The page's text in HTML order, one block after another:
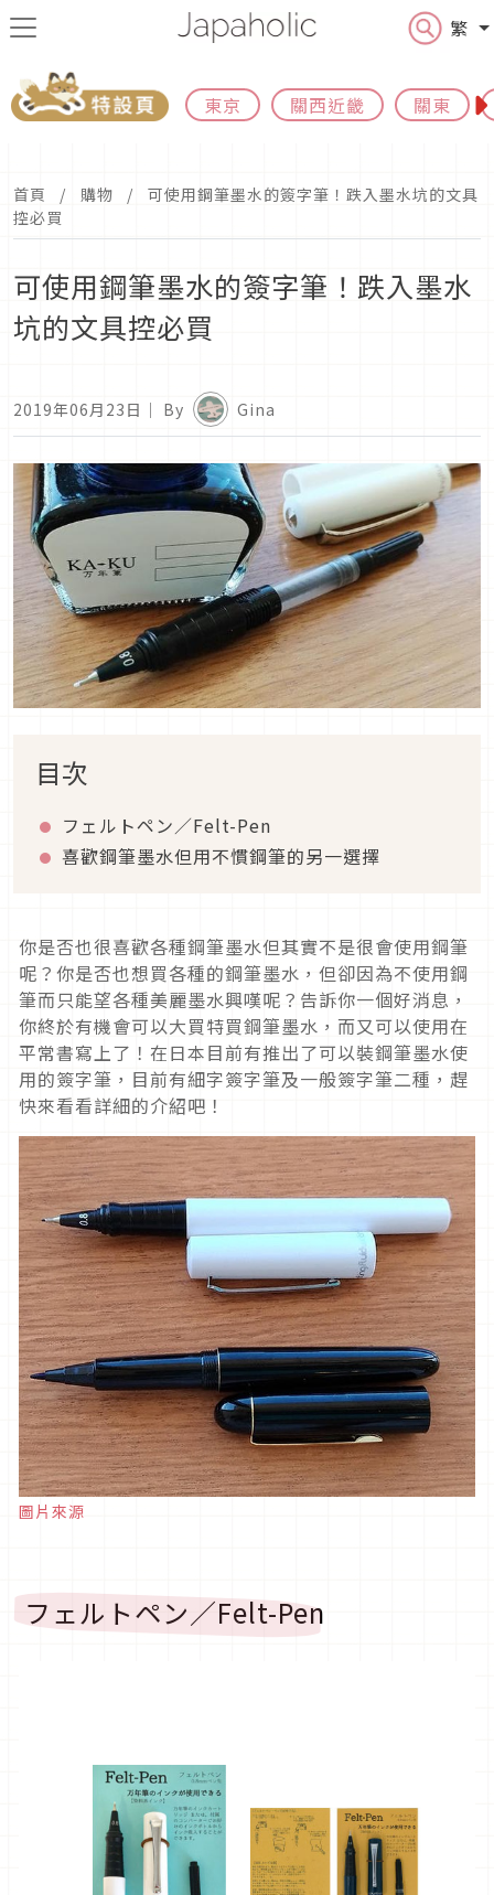
繁
東京 關西近畿 關東
首頁 購物
可使用鋼筆墨水的簽字筆！跌入墨水坑的文具
控必買
可使用鋼筆墨水的簽字筆！跌入墨水
坑的文具控必買
2019年06月23日 ｜ By Gina
目次
フェルトペン／Felt-Pen
喜歡鋼筆墨水但用不慣鋼筆的另一選擇
你是否也很喜歡各種鋼筆墨水但其實不是很會使用鋼筆
呢？你是否也想買各種的鋼筆墨水，但卻因為不使用鋼
筆而只能望各種美麗墨水興嘆呢？告訴你一個好消息，
你終於有機會可以大買特買鋼筆墨水，而又可以使用在
平常書寫上了！在日本目前有推出了可以裝鋼筆墨水使
用的簽字筆，目前有細字簽字筆及一般簽字筆二種，趕
快來看看詳細的介紹吧！
圖片來源
フェルトペン／Felt-Pen